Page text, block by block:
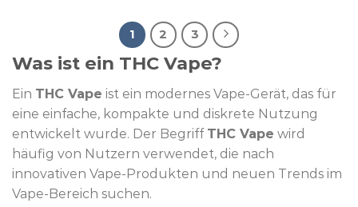
1 2 3
Was ist ein THC Vape?
Ein THC Vape ist ein modernes Vape-Gerät, das für
eine einfache, kompakte und diskrete Nutzung
entwickelt wurde. Der Begriff THC Vape wird
häufig von Nutzern verwendet, die nach
innovativen Vape-Produkten und neuen Trends im
Vape-Bereich suchen.